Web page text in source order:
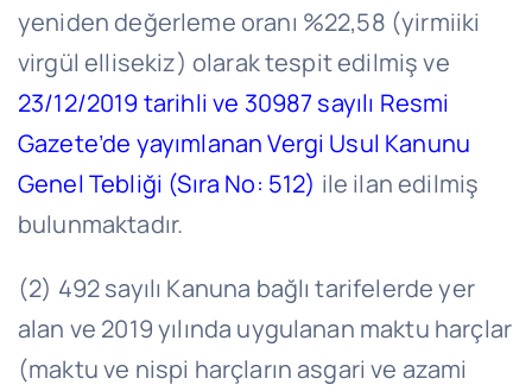
yeniden değerleme oranı %22,58 (yirmiiki
virgül ellisekiz) olarak tespit edilmiş ve
23/12/2019 tarihli ve 30987 sayılı Resmi
Gazete’de yayımlanan Vergi Usul Kanunu
Genel Tebliği (Sıra No: 512) ile ilan edilmiş
bulunmaktadır.
(2) 492 sayılı Kanuna bağlı tarifelerde yer
alan ve 2019 yılında uygulanan maktu harçlar
(maktu ve nispi harçların asgari ve azami